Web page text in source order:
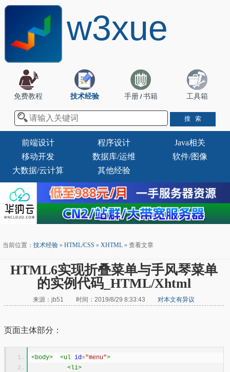
w3xue
免费教程 技术经验 手册/书籍 工具箱
前端设计 程序设计
Java相关
移动开发
数据库/运维
软件/图像
大数据/云计算
其他经验
当前位置： 技术经验 » HTML/CSS » XHTML » 查看文章
HTML6实现折叠菜单与手风琴菜单
的实例代码_HTML/Xhtml
来源：jb51 时间：2019/8/29 8:33:43 对本文有异议
页面主体部分：
<body> <ul id="menu">
<li>